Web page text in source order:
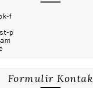
f
p
Formulir Kontak